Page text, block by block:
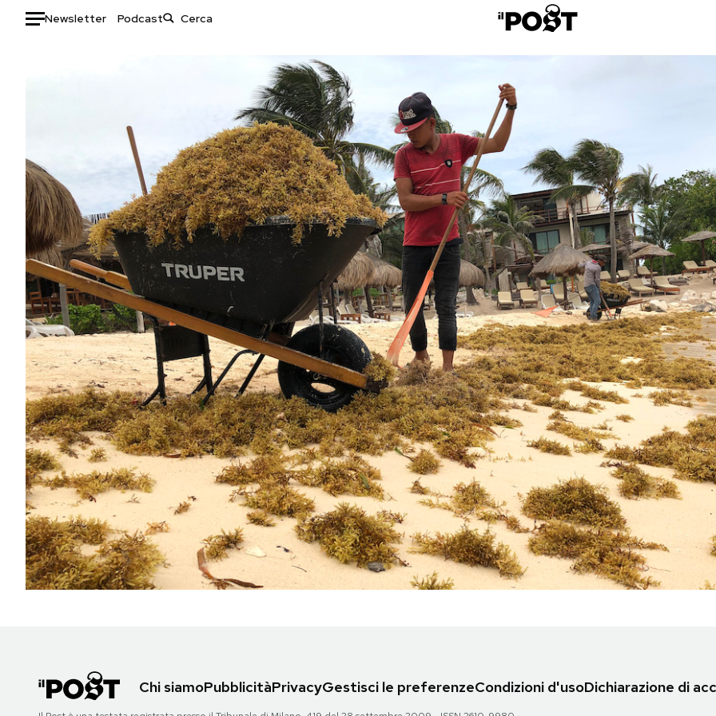
Newsletter Podcast
Tecnologia
Internet
Scienza
Cultura
Economia
Sport
Moda
Libri
Consumismi
Storie/Idee
Ok Boomer!
Media
Europa
Altrecose
Mondiali calcio 2026
PODCAST
NEWSLETTER
I MIEI PREFERITI
SHOP
Area PersonaleChi siamoPubblicitàPrivacyGestisci le preferenzeCondizioni d'usoDichiarazione di